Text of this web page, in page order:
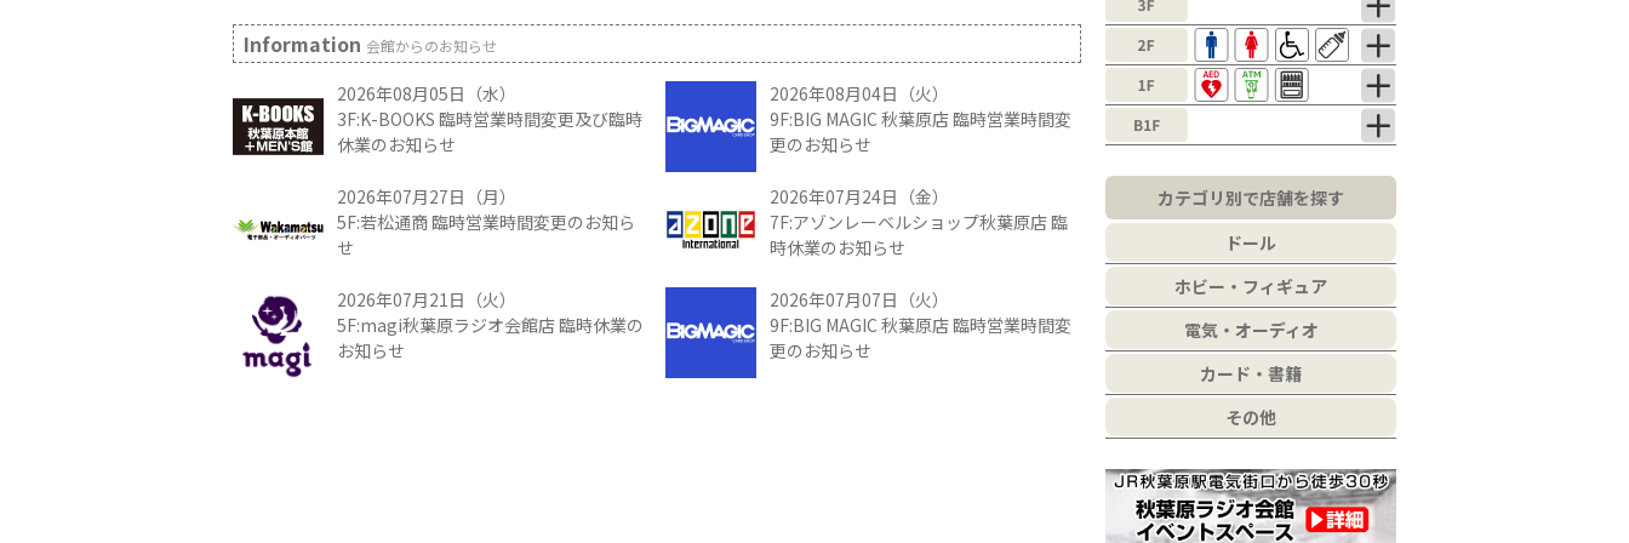
Information 会館からのお知らせ
2026年08月05日（水）
3F:K-BOOKS 臨時営業時間変更及び臨時
休業のお知らせ
2026年08月04日（火）
9F:BIG MAGIC 秋葉原店 臨時営業時間変
更のお知らせ
2026年07月27日（月）
5F:若松通商 臨時営業時間変更のお知ら
せ
2026年07月24日（金）
7F:アゾンレーベルショップ秋葉原店 臨
時休業のお知らせ
2026年07月21日（火）
5F:magi秋葉原ラジオ会館店 臨時休業の
お知らせ
2026年07月07日（火）
9F:BIG MAGIC 秋葉原店 臨時営業時間変
更のお知らせ
カテゴリ別で店舗を探す
ドール
ホビー・フィギュア
電気・オーディオ
カード・書籍
その他